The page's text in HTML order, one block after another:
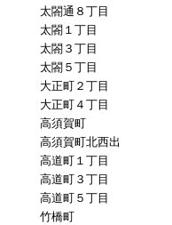
太閤通８丁目
太閤１丁目
太閤３丁目
太閤５丁目
大正町２丁目
大正町４丁目
高須賀町
高須賀町北西出
高道町１丁目
高道町３丁目
高道町５丁目
竹橋町